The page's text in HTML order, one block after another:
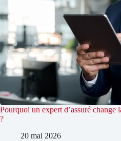
Pourquoi un expert d’assuré change
?
20 mai 2026